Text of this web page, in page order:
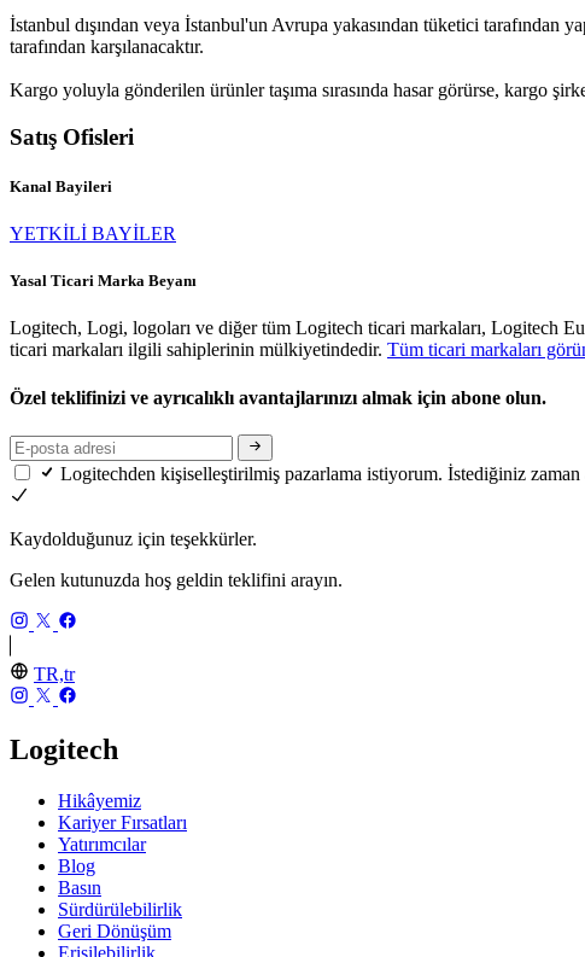
İstanbul dışından veya İstanbul'un Avrupa yakasından tüketici tarafından
tarafından karşılanacaktır.
Kargo yoluyla gönderilen ürünler taşıma sırasında hasar görürse, kargo
Satış Ofisleri
Kanal Bayileri
YETKİLİ BAYİLER
Yasal Ticari Marka Beyanı
Logitech, Logi, logoları ve diğer tüm Logitech ticari markaları, Logitech
ticari markaları ilgili sahiplerinin mülkiyetindedir. Tüm ticari markaları
Özel teklifinizi ve ayrıcalıklı avantajlarınızı almak için abone olun.
Logitechden kişiselleştirilmiş pazarlama istiyorum. İstediğiniz
Kaydolduğunuz için teşekkürler.
Gelen kutunuzda hoş geldin teklifini arayın.
TR,tr
Logitech
Hikâyemiz
Kariyer Fırsatları
Yatırımcılar
Blog
Basın
Sürdürülebilirlik
Geri Dönüşüm
Erişilebilirlik